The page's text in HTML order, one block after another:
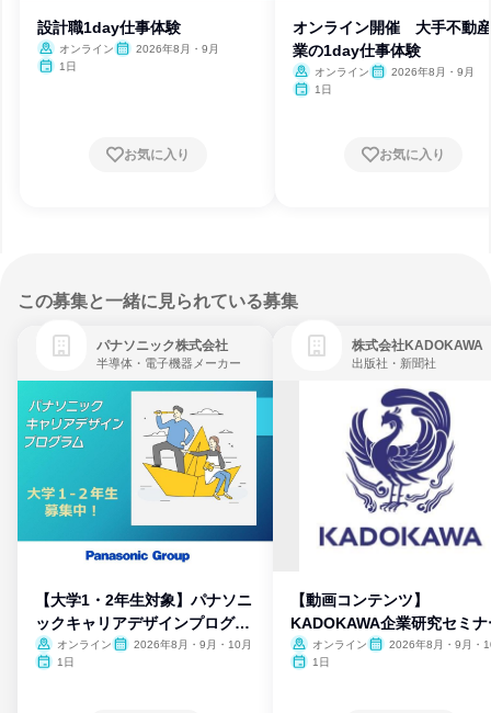
設計職1day仕事体験
オンライン
2026年8月・9月
1日
お気に入り
オンライン開催 大手不動
業の1day仕事体験
オンライン
2026年8月・9月
1日
お気に入り
この募集と一緒に見られている募集
パナソニック株式会社
半導体・電子機器メーカー
【大学1・2年生対象】パナソニ
ックキャリアデザインプログラ
ム
オンライン
2026年8月・9月・10月
1日
株式会社KADOKAWA
出版社・新聞社
【動画コンテンツ】
KADOKAWA企業研究セミナ
オンライン
2026年8月・9月・
1日